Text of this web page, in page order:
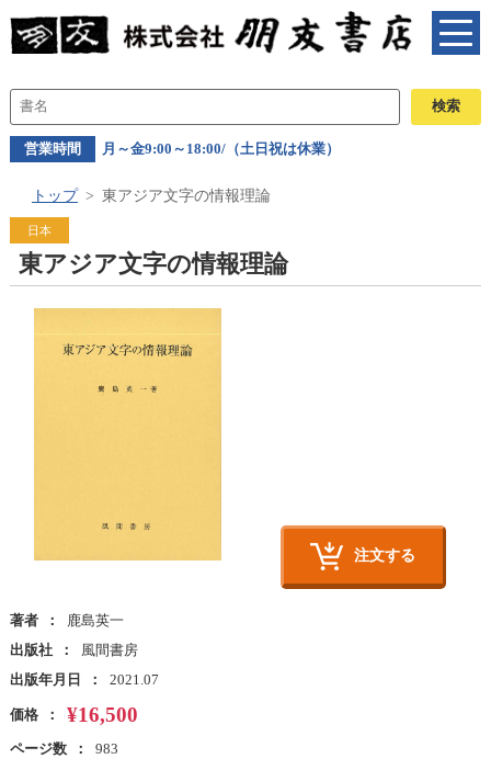
営業時間 月～金9:00～18:00/（土日祝は休業）
トップ 東アジア文字の情報理論
日本
東アジア文字の情報理論
注文する
著者
鹿島英一
出版社
風間書房
出版年月日
2021.07
価格 ¥16,500
ページ数
983